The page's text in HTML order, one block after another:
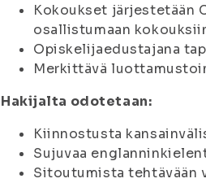
Kokoukset järjestetään
osallistumaan
Opiskelijaedustajana
Merkittävä
Hakijalta odotetaan:
Kiinnostusta
Sujuvaa
Sitoutumista tehtävään